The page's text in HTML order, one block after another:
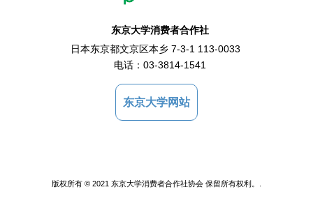
东京大学消费者合作社
日本东京都文京区本乡 7-3-1 113-0033
电话： 03-3814-1541
东京大学网站
版权所有 © 2021 东京大学消费者合作社协会 保留所有权利。.